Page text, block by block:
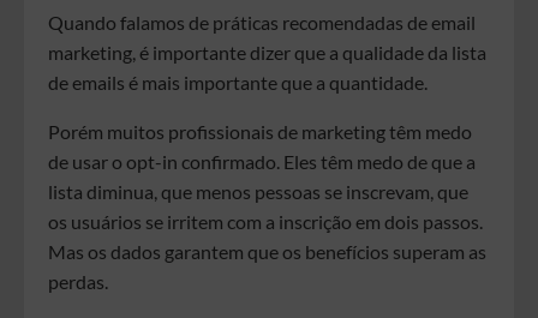
Quando falamos de práticas recomendadas de email
marketing, é importante dizer que a qualidade da lista
de emails é mais importante que a quantidade.
Porém muitos profissionais de marketing têm medo
de usar o opt-in confirmado. Eles têm medo de que a
lista diminua, que menos pessoas se inscrevam, que
os usuários se irritem com a inscrição em dois passos.
Mas os dados garantem que os benefícios superam as
perdas.